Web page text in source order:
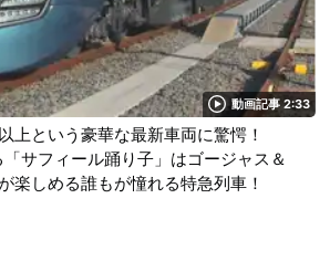
動画記事 2:33
上という豪華な最新車両に驚愕！
サフィール踊り子」はゴージャス＆
楽しめる誰もが憧れる特急列車！